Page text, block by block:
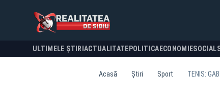
ULTIMELE ȘTIRI ACTUALITATE POLITICA ECONOMIESOCIAL
Acasă Știri Sport TENIS: